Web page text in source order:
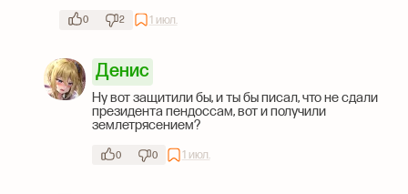
0 2 1 июл.
Денис
Ну вот защитили бы, и ты бы писал, что не сдали
президента пендоссам, вот и получили
землетрясением?
0 0 1 июл.